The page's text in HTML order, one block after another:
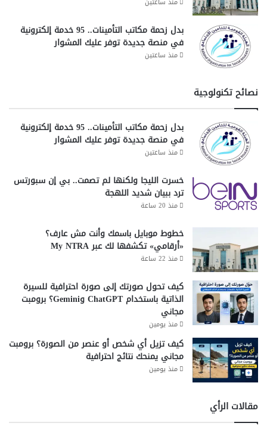
مميزات realme 14
مواصفات realme 14
هاتف مخصص للألعاب
هواتف realme الجديدة
و
ن
ا
ب
ك
ا
ت
ا
ت
ص
ا
ت
ل
ل
ر
ب
ع
ل
بدل زحمة مكاتب التأمينات.. 95 خدمة إلكترونية
في منصة جديدة توفر عليك المشوار
منذ ساعتين
نصائح تكنولوجية
بدل زحمة مكاتب التأمينات.. 95 خدمة إلكترونية
في منصة جديدة توفر عليك المشوار
منذ ساعتين
خسرت الليجا ولكنها لم تصمت.. بي إن سبورتس
ترد ببيان شديد اللهجة
منذ 20 ساعة
خطوط موبايل باسمك وأنت مش عارف؟
«أرقامي» تكشفها لك عبر My NTRA
منذ 22 ساعة
كيف تحول صورتك إلى صورة احترافية للسيرة
الذاتية باستخدام ChatGPT وGemini؟ برومبت
مجاني
منذ يومين
كيف تزيل أي شخص أو عنصر من الصورة؟ برومبت
مجاني يمنحك نتائج احترافية
منذ يومين
مقالات الرأي